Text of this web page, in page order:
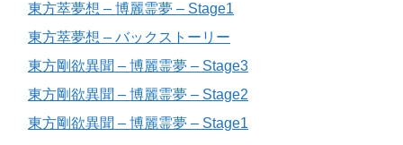
東方萃夢想 – 博麗霊夢 – Stage1
東方萃夢想 – バックストーリー
東方剛欲異聞 – 博麗霊夢 – Stage3
東方剛欲異聞 – 博麗霊夢 – Stage2
東方剛欲異聞 – 博麗霊夢 – Stage1